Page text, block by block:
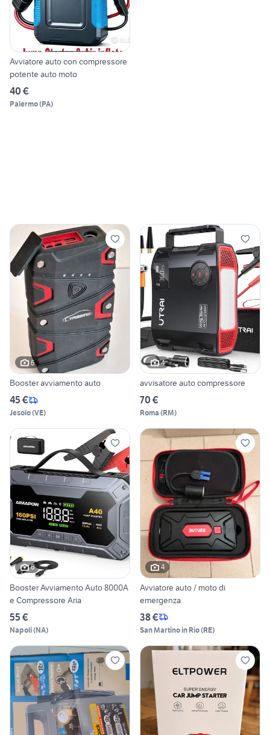
Avviatore auto con compressore
potente auto moto
40 €
Palermo(PA)
6
Booster avviamento auto
45 €
Jesolo(VE)
4
avvisatore auto compressore
70 €
Roma (RM)
6
Booster Avviamento Auto 8000A
e Compressore Aria
55 €
Napoli(NA)
4
Avviatore auto / moto di
emergenza
38 €
San Martino in Rio(RE)